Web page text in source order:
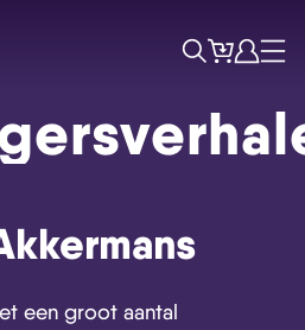
ZoekTicketsAccount
Menu
een groot aantal